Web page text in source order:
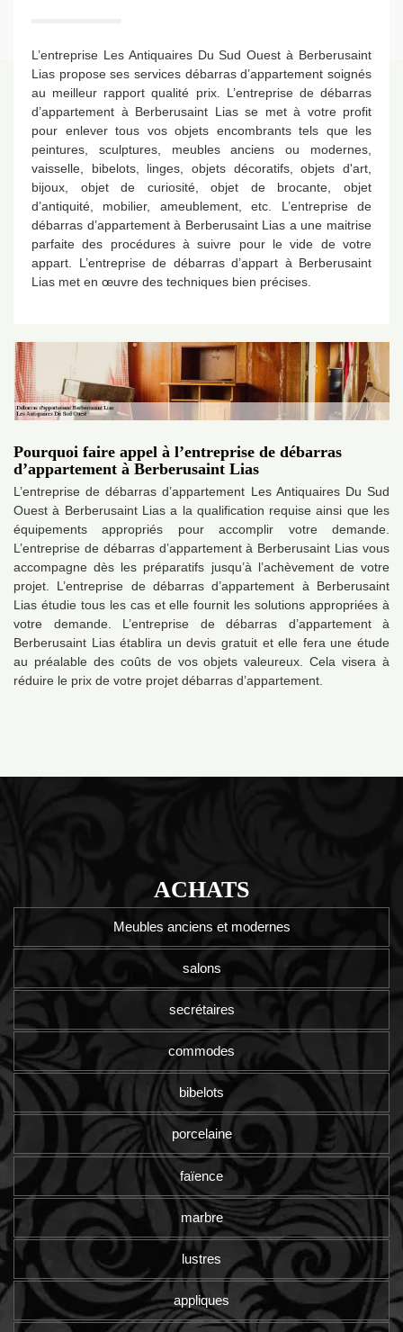
L’entreprise Les Antiquaires Du Sud Ouest à Berberusaint
Lias propose ses services débarras d’appartement soignés
au meilleur rapport qualité prix. L’entreprise de débarras
d’appartement à Berberusaint Lias se met à votre profit
pour enlever tous vos objets encombrants tels que les
peintures, sculptures, meubles anciens ou modernes,
vaisselle, bibelots, linges, objets décoratifs, objets d'art,
bijoux, objet de curiosité, objet de brocante, objet
d’antiquité, mobilier, ameublement, etc. L’entreprise de
débarras d’appartement à Berberusaint Lias a une maitrise
parfaite des procédures à suivre pour le vide de votre
appart. L’entreprise de débarras d’appart à Berberusaint
Lias met en œuvre des techniques bien précises.
Pourquoi faire appel à l’entreprise de débarras
d’appartement à Berberusaint Lias
L’entreprise de débarras d’appartement Les Antiquaires Du Sud
Ouest à Berberusaint Lias a la qualification requise ainsi que les
équipements appropriés pour accomplir votre demande.
L’entreprise de débarras d’appartement à Berberusaint Lias vous
accompagne dès les préparatifs jusqu’à l’achèvement de votre
projet. L’entreprise de débarras d’appartement à Berberusaint
Lias étudie tous les cas et elle fournit les solutions appropriées à
votre demande. L’entreprise de débarras d’appartement à
Berberusaint Lias établira un devis gratuit et elle fera une étude
au préalable des coûts de vos objets valeureux. Cela visera à
réduire le prix de votre projet débarras d’appartement.
ACHATS
Meubles anciens et modernes
salons
secrétaires
commodes
bibelots
porcelaine
faïence
marbre
lustres
appliques